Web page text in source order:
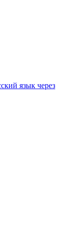
язык через